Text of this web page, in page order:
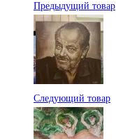
Предыдущий товар
Следующий товар